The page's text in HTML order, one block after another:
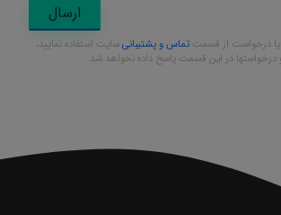
ارسال
یا درخواست از قسمتتماس و پشتیبانیسایت استفاده نمایید،
درخواستها در این قسمت پاسخ داده نخواهد شد.